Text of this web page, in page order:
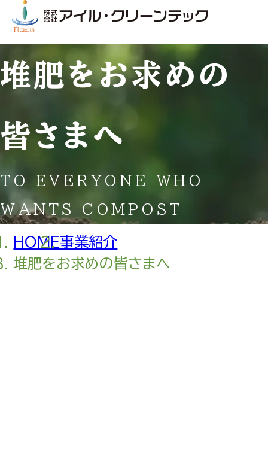
堆肥をお求めの
皆さまへ
TO EVERYONE WHO
WANTS COMPOST
HOME事業紹介
堆肥をお求めの皆さまへ